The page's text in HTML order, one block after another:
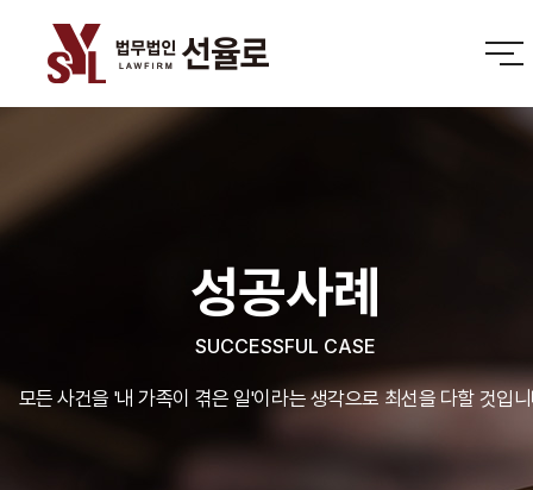
성공사례
SUCCESSFUL CASE
모든 사건을 '내 가족이 겪은 일'이라는 생각으로 최선을 다할 것입